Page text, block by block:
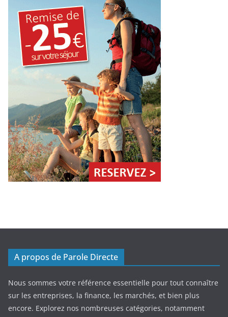
A propos de Parole Directe
Nous sommes votre référence essentielle pour tout connaître
sur les entreprises, la finance, les marchés, et bien plus
encore. Explorez nos nombreuses catégories, notamment